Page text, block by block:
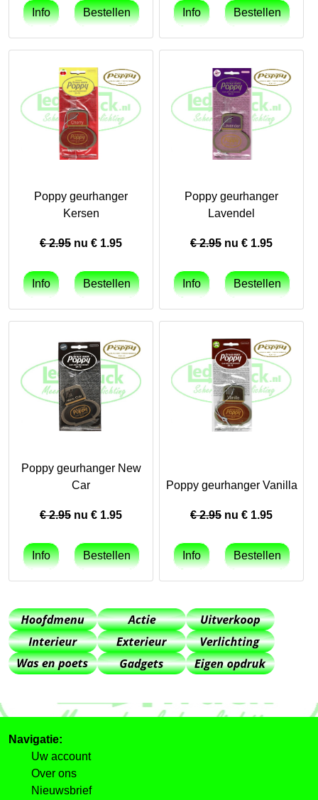
Poppy geurhanger
Kersen
€ 2.95 nu € 1.95
Poppy geurhanger
Lavendel
€ 2.95 nu € 1.95
Poppy geurhanger New
Car
€ 2.95 nu € 1.95
Poppy geurhanger Vanilla
€ 2.95 nu € 1.95
Navigatie:
Uw account
Over ons
Nieuwsbrief